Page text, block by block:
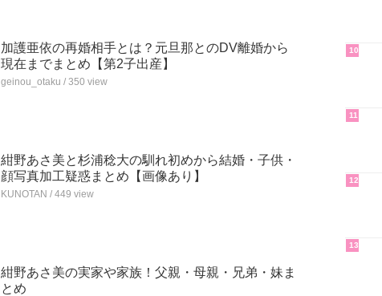
加護亜依の再婚相手とは？元旦那とのDV離婚から
現在までまとめ【第2子出産】
geinou_otaku / 350 view
紺野あさ美と杉浦稔大の馴れ初めから結婚・子供・
顔写真加工疑惑まとめ【画像あり】
KUNOTAN / 449 view
紺野あさ美の実家や家族！父親・母親・兄弟・妹ま
とめ
10
11
12
13